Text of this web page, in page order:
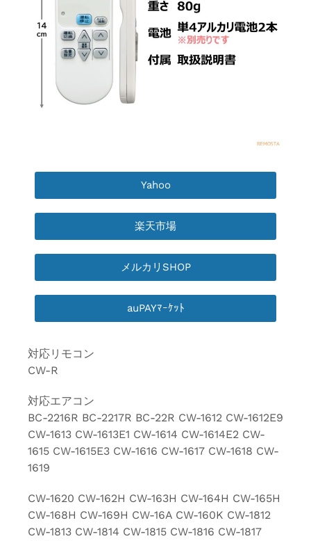
Yahoo
楽天市場
メルカリSHOP
auPAYﾏｰｹｯﾄ
対応リモコン
CW-R
対応エアコン
BC-2216R BC-2217R BC-22R CW-1612 CW-1612E9
CW-1613 CW-1613E1 CW-1614 CW-1614E2 CW-
1615 CW-1615E3 CW-1616 CW-1617 CW-1618 CW-
1619
CW-1620 CW-162H CW-163H CW-164H CW-165H
CW-168H CW-169H CW-16A CW-160K CW-1812
CW-1813 CW-1814 CW-1815 CW-1816 CW-1817